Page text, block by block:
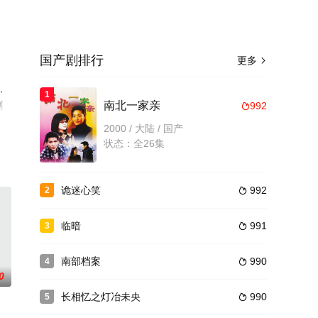
更多 
国产剧排行
1
992
南北一家亲
2000 / 大陆 / 国产
状态：全26集
2  992
诡迷心笑
3  991
临暗
4  990
南部档案
5  990
长相忆之灯冶未央